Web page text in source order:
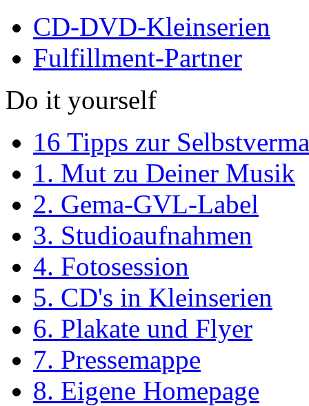
CD-DVD-Kleinserien
Fulfillment-Partner
Do it yourself
16 Tipps zur
1. Mut zu Deiner Musik
2. Gema-GVL-Label
3. Studioaufnahmen
4. Fotosession
5. CD's in Kleinserien
6. Plakate und Flyer
7. Pressemappe
8. Eigene Homepage